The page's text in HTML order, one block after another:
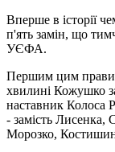
Вперше в історії
п'ять замін, що
УЄФА.
Першим цим
хвилині Кожушко
наставник Колоса
- замість Лисенка,
Морозко,